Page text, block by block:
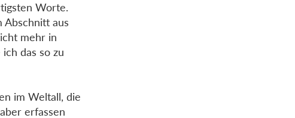
Worte.
Abschnitt aus
mehr in
das so zu
im Weltall, die
erfassen